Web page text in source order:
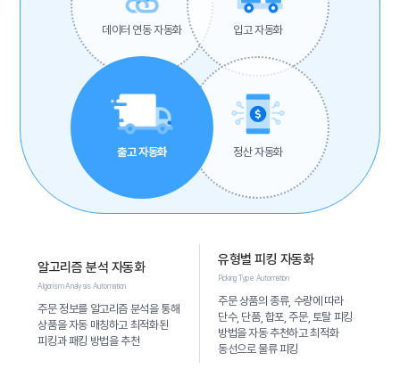
이메일주소
닫기
*
*
*
이메일*
비밀번호*
비밀번호 확인*
이메일주소
비밀번호
비밀번호 찾기
닫기 로그인하기
데이터 연동 자동화 입고 자동화
출고 자동화 정산 자동화
알고리즘 분석 자동화
Algorism Analysis Automation
주문 정보를 알고리즘 분석을 통해
상품을 자동 매칭하고 최적화된
피킹과 패킹 방법을 추천
유형별 피킹 자동화
Picking Type Automation
주문 상품의 종류, 수량에 따라
단수, 단품, 합포, 주문, 토탈 피킹
방법을 자동 추천하고 최적화
동선으로 물류 피킹